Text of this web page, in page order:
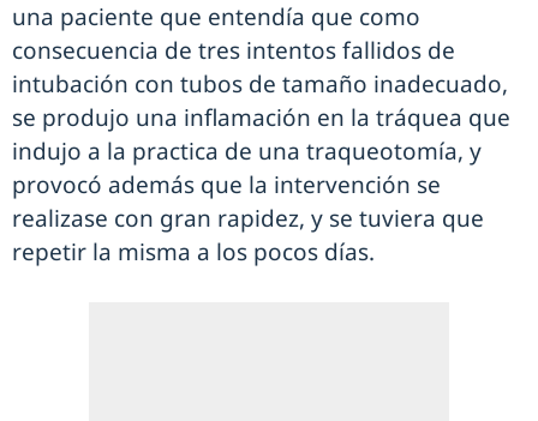
una paciente que entendía que como
consecuencia de tres intentos fallidos de
intubación con tubos de tamaño inadecuado,
se produjo una inflamación en la tráquea que
indujo a la practica de una traqueotomía, y
provocó además que la intervención se
realizase con gran rapidez, y se tuviera que
repetir la misma a los pocos días.